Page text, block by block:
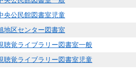
公民館図書室児童
区センター図書室
覚ライブラリー図書室一般
覚ライブラリー図書室児童